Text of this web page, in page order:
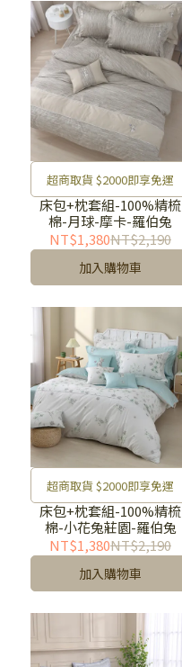
超商取貨 $2000即享免運
床包+枕套組-100%精梳
棉-月球-摩卡-羅伯兔
NT$1,380NT$2,190
加入購物車
超商取貨 $2000即享免運
床包+枕套組-100%精梳
棉-小花兔莊園-羅伯兔
NT$1,380NT$2,190
加入購物車